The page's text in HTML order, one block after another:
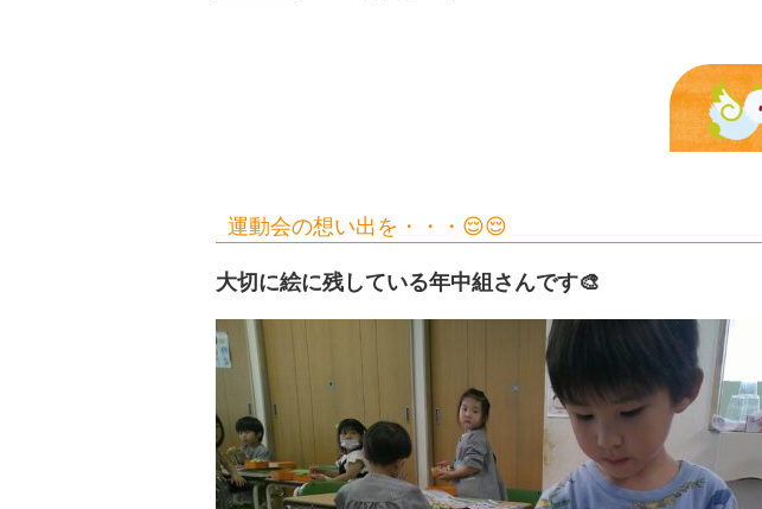
運動会の想い出を・・・😌😌
大切に絵に残している年中組さんです🎨